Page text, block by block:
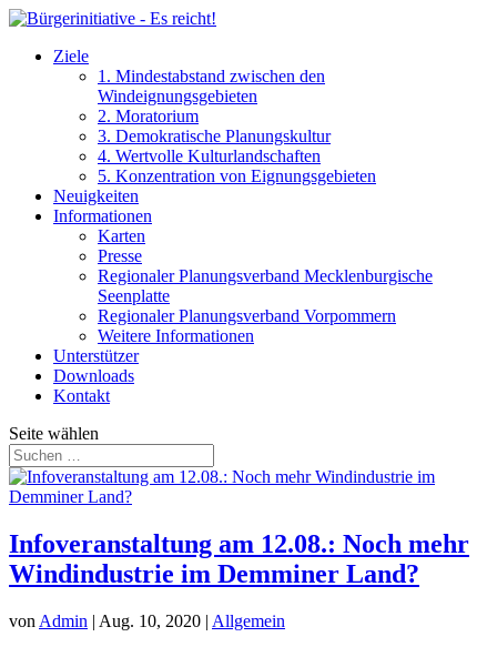
Ziele
1. Mindestabstand zwischen den
Windeignungsgebieten
2. Moratorium
3. Demokratische Planungskultur
4. Wertvolle Kulturlandschaften
5. Konzentration von Eignungsgebieten
Neuigkeiten
Informationen
Karten
Presse
Regionaler Planungsverband Mecklenburgische
Seenplatte
Regionaler Planungsverband Vorpommern
Weitere Informationen
Unterstützer
Downloads
Kontakt
Seite wählen
Infoveranstaltung am 12.08.: Noch mehr
Windindustrie im Demminer Land?
von Admin | Aug. 10, 2020 | Allgemein